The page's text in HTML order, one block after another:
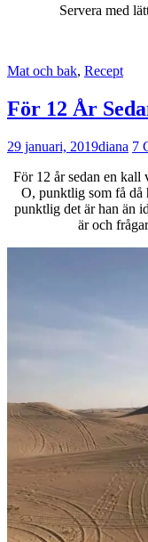
Servera med
Mat och bak, Recept
För 12 År
29 januari, 2019diana 7
För 12 år sedan en kall
O, punktlig som få då
punktlig det är han än
är och